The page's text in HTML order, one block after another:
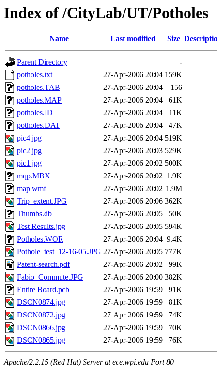
Index of /CityLab/UT/Potholes
Name Last modified Size
Parent Directory
-
potholes.txt
27-Apr-2006 20:04 159K
potholes.TAB
27-Apr-2006 20:04
156
potholes.MAP
27-Apr-2006 20:04
61K
potholes.ID
27-Apr-2006 20:04
11K
potholes.DAT
27-Apr-2006 20:04
47K
pic4.jpg
27-Apr-2006 20:04 519K
pic2.jpg
27-Apr-2006 20:03 529K
pic1.jpg
27-Apr-2006 20:02 500K
mqp.MBX
27-Apr-2006 20:02 1.9K
map.wmf
27-Apr-2006 20:02 1.9M
Trip_extent.JPG
27-Apr-2006 20:06 362K
Thumbs.db
27-Apr-2006 20:05
50K
Test Results.jpg
27-Apr-2006 20:05 594K
Potholes.WOR
27-Apr-2006 20:04 9.4K
Pothole_test_12-16-05.JPG 27-Apr-2006 20:05 777K
Patent-search.pdf
27-Apr-2006 20:02
99K
Fabio_Commute.JPG
27-Apr-2006 20:00 382K
Entire Board.pcb
27-Apr-2006 19:59
91K
DSCN0874.jpg
27-Apr-2006 19:59
81K
DSCN0872.jpg
27-Apr-2006 19:59
74K
DSCN0866.jpg
27-Apr-2006 19:59
70K
DSCN0865.jpg
27-Apr-2006 19:59 76K
Apache/2.2.15 (Red Hat) Server at ece.wpi.edu Port 80